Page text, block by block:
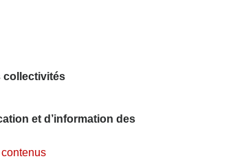
collectivités
et d’information des